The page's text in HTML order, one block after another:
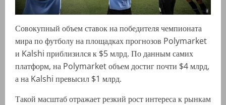
Совокупный объем ставок на победителя чемпионата
мира по футболу на площадках прогнозов Polymarket
и Kalshi приблизился к $5 млрд. По данным самих
платформ, на Polymarket объем достиг почти $4 млрд,
а на Kalshi превысил $1 млрд.
Такой масштаб отражает резкий рост интереса к рынкам